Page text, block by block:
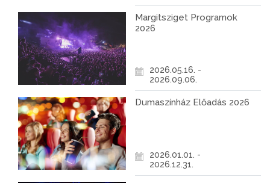
Margitsziget Programok
2026
2026.05.16. -
2026.09.06.
Dumaszínház Előadás 2026
2026.01.01. -
2026.12.31.